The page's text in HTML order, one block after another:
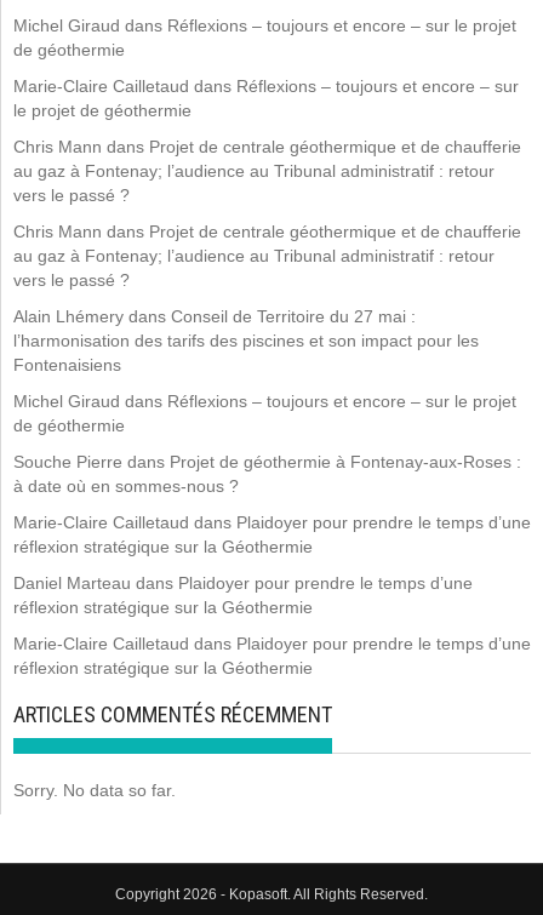
Michel Giraud dans Réflexions – toujours et encore – sur le projet
de géothermie
Marie-Claire Cailletaud dans Réflexions – toujours et encore – sur
le projet de géothermie
Chris Mann dans Projet de centrale géothermique et de chaufferie
au gaz à Fontenay; l’audience au Tribunal administratif : retour
vers le passé ?
Chris Mann dans Projet de centrale géothermique et de chaufferie
au gaz à Fontenay; l’audience au Tribunal administratif : retour
vers le passé ?
Alain Lhémery dans Conseil de Territoire du 27 mai :
l’harmonisation des tarifs des piscines et son impact pour les
Fontenaisiens
Michel Giraud dans Réflexions – toujours et encore – sur le projet
de géothermie
Souche Pierre dans Projet de géothermie à Fontenay-aux-Roses :
à date où en sommes-nous ?
Marie-Claire Cailletaud dans Plaidoyer pour prendre le temps d’une
réflexion stratégique sur la Géothermie
Daniel Marteau dans Plaidoyer pour prendre le temps d’une
réflexion stratégique sur la Géothermie
Marie-Claire Cailletaud dans Plaidoyer pour prendre le temps d’une
réflexion stratégique sur la Géothermie
ARTICLES COMMENTÉS RÉCEMMENT
Sorry. No data so far.
Copyright 2026 - Kopasoft. All Rights Reserved.